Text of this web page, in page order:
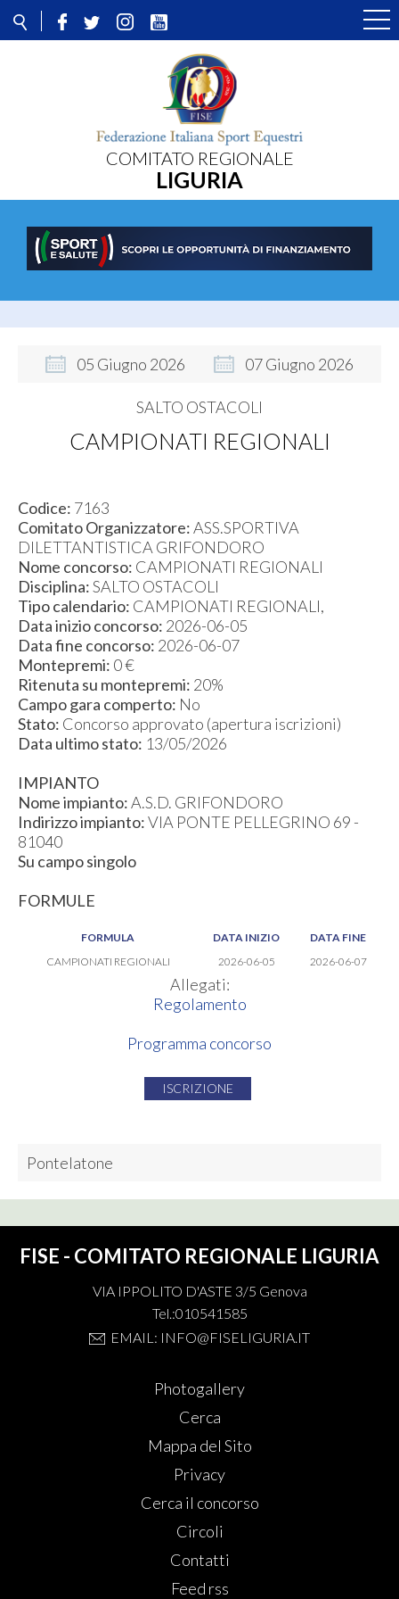
COMITATO REGIONALE
LIGURIA
05 Giugno 2026 07Giugno 2026
CAMPIONATI REGIONALI
Codice: 7163
Comitato Organizzatore:ASS.SPORTIVA
DILETTANTISTICA GRIFONDORO
Nome concorso: CAMPIONATI REGIONALI
Disciplina:SALTO OSTACOLI
Tipo calendario: CAMPIONATI REGIONALI,
Data inizio concorso: 2026-06-05
Data fine concorso: 2026-06-07
Montepremi: 0 €
Ritenuta su montepremi: 20%
Campo gara comperto: No
Stato: Concorso approvato (apertura iscrizioni)
Data ultimo stato: 13/05/2026
IMPIANTO
Nome impianto:A.S.D. GRIFONDORO
Indirizzo impianto:VIA PONTE PELLEGRINO 69 -
81040
Su campo singolo
FORMULE
FORMULA DATA INIZIO
DATA FINE
CAMPIONATI REGIONALI
2026-06-05 2026-06-07
Allegati:
Regolamento
Programma concorso
ISCRIZIONE
SALTO OSTACOLI
Pontelatone
FISE - COMITATO REGIONALE LIGURIA
VIA IPPOLITO D'ASTE 3/5 Genova
Tel.:010541585
EMAIL: INFO@FISELIGURIA.IT
Photogallery
Cerca
Mappa del Sito
Privacy
Cerca il concorso
Circoli
Contatti
Feed rss